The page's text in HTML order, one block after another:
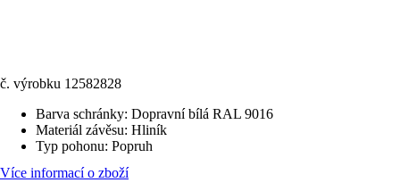
č. výrobku 12582828
Barva schránky: Dopravní bílá RAL 9016
Materiál závěsu: Hliník
Typ pohonu: Popruh
Více informací o zboží